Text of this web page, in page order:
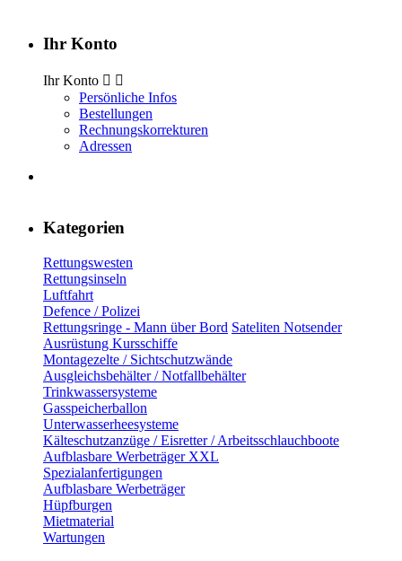
Ihr Konto
Ihr Konto  
Persönliche Infos
Bestellungen
Rechnungskorrekturen
Adressen
Kategorien
Rettungswesten
Rettungsinseln
Luftfahrt
Defence / Polizei
Rettungsringe - Mann über Bord Sateliten Notsender
Ausrüstung Kursschiffe
Montagezelte / Sichtschutzwände
Ausgleichsbehälter / Notfallbehälter
Trinkwassersysteme
Gasspeicherballon
Unterwasserheesysteme
Kälteschutzanzüge / Eisretter / Arbeitsschlauchboote
Aufblasbare Werbeträger XXL
Spezialanfertigungen
Aufblasbare Werbeträger
Hüpfburgen
Mietmaterial
Wartungen